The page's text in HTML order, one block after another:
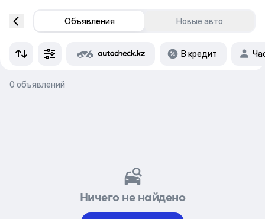
Объявления Новые авто
В кредит
0 объявлений
Ничего не найдено